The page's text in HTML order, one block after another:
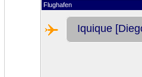
Flughafen
Iquique